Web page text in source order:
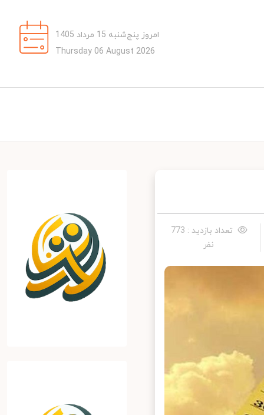
امروز پنج‌شنبه 15 مرداد 1405
Thursday 06 August 2026
تعداد بازدید : 773
نفر